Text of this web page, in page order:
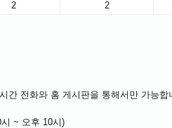
2 2
간 전화와 홈 게시판을 통해서만 가능합
~ 오후 10시)